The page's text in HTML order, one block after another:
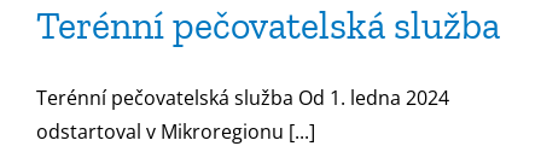
Terénní pečovatelská služba
Terénní pečovatelská služba Od 1. ledna 2024
odstartoval v Mikroregionu [...]